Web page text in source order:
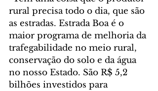
rural precisa todo o dia, que são
as estradas. Estrada Boa é o
maior programa de melhoria da
trafegabilidade no meio rural,
conservação do solo e da água
no nosso Estado. São R$ 5,2
bilhões investidos para